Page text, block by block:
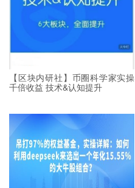
【区块内研社】币圈科学家实操
千倍收益 技术&认知提升